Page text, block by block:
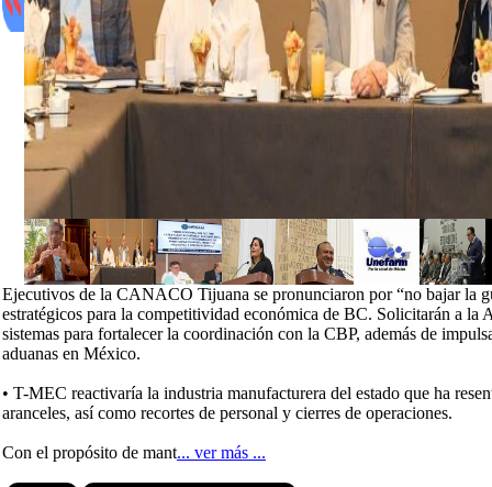
Ejecutivos de la CANACO Tijuana se pronunciaron por “no bajar la
estratégicos para la competitividad económica de BC. Solicitarán a
sistemas para fortalecer la coordinación con la CBP, además de
aduanas en México.
• T-MEC reactivaría la industria manufacturera del estado que ha
aranceles, así como recortes de personal y cierres de operaciones.
Con el propósito de mant... ver más ...